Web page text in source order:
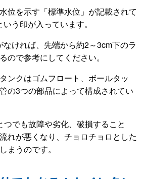
位を示す「標準水位」が記載されて
う印が入っています。
なければ、先端から約2～3cm下のラ
ので参考にしてください。
ンクはゴムフロート、ボールタッ
の3つの部品によって構成されてい
でも故障や劣化、破損すること
れが悪くなり、チョロチョロとした
まうのです。